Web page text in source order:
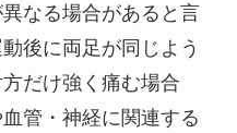
なる場合があると言
後に両足が同じよう
だけ強く痛む場合
管・神経に関連する